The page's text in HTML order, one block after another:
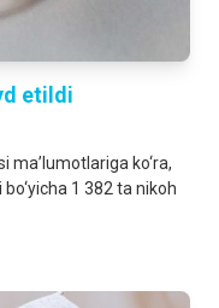
etildi
ko‘ra,
1 382 ta nikoh